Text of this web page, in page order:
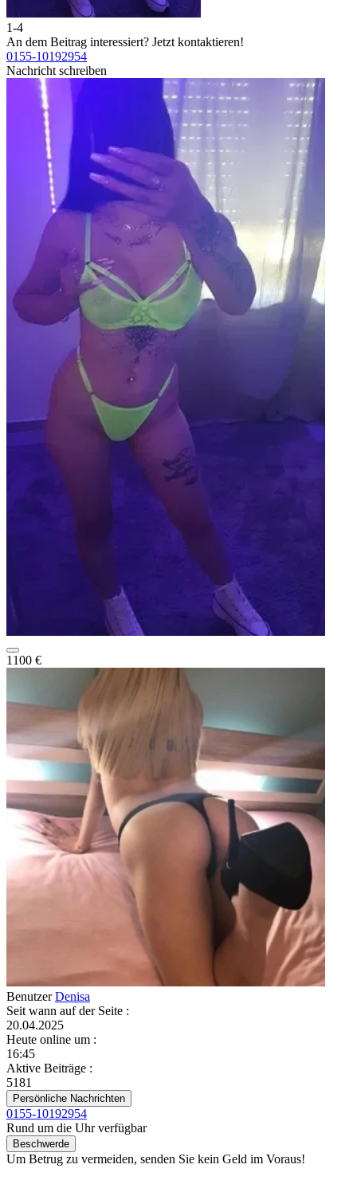
1-4
An dem Beitrag interessiert? Jetzt kontaktieren!
0155-10192954
Nachricht schreiben
1100 €
BenutzerDenisa
Seit wann auf der Seite :
20.04.2025
Heute online um :
16:45
Aktive Beiträge :
5181
Persönliche Nachrichten
0155-10192954
Rund um die Uhr verfügbar
Beschwerde
Um Betrug zu vermeiden, senden Sie kein Geld im Voraus!